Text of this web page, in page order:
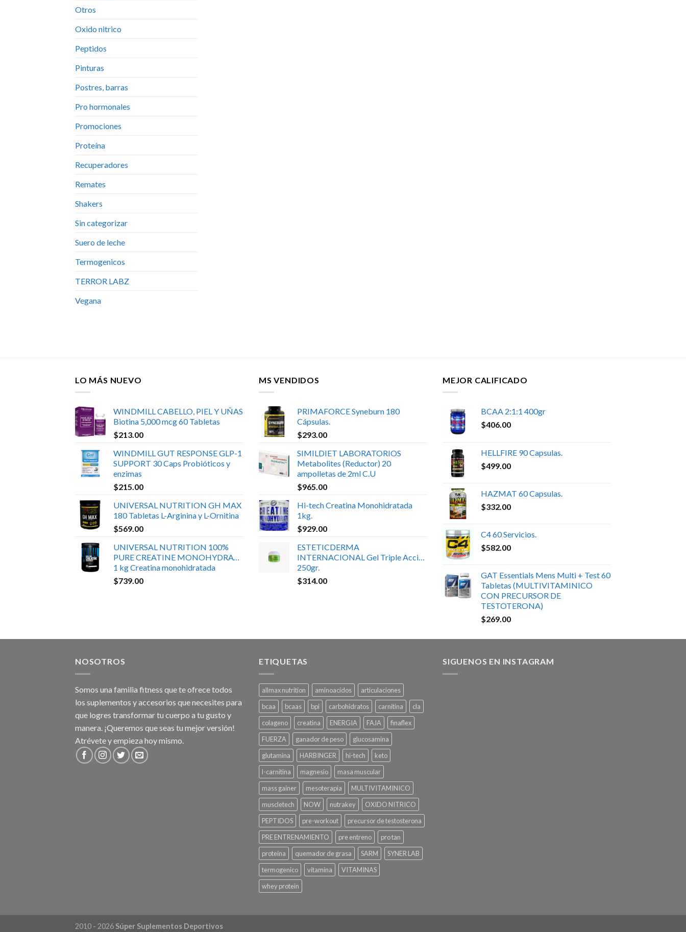
Otros
Oxido nitrico
Peptidos
Pinturas
Postres, barras
Pro hormonales
Promociones
Proteína
Recuperadores
Remates
Shakers
Sin categorizar
Suero de leche
Termogenicos
TERROR LABZ
Vegana
LO MÁS NUEVO
WINDMILL CABELLO, PIEL Y UÑAS
Biotina 5,000 mcg 60 Tabletas
$213.00
WINDMILL GUT RESPONSE GLP-1
SUPPORT 30 Caps Probióticos y
enzimas
$215.00
UNIVERSAL NUTRITION GH MAX
180 Tabletas L-Arginina y L-Ornitina
$569.00
UNIVERSAL NUTRITION 100%
PURE CREATINE MONOHYDRATE
1 kg Creatina monohidratada
$739.00
MS VENDIDOS
PRIMAFORCE Syneburn 180
Cápsulas.
$293.00
SIMILDIET LABORATORIOS
Metabolites (Reductor) 20
ampolletas de 2ml C.U
$965.00
Hi-tech Creatina Monohidratada
1kg.
$929.00
ESTETICDERMA
INTERNACIONAL Gel Triple Acción
250gr.
$314.00
MEJOR CALIFICADO
BCAA 2:1:1 400gr
$406.00
HELLFIRE 90 Capsulas.
$499.00
HAZMAT 60 Capsulas.
$332.00
C4 60 Servicios.
$582.00
GAT Essentials Mens Multi + Test 60
Tabletas (MULTIVITAMINICO
CON PRECURSOR DE
TESTOTERONA)
$269.00
NOSOTROS
Somos una familia fitness que te ofrece todos
los suplementos y accesorios que necesites para
que logres transformar tu cuerpo a tu gusto y
manera. ¡Queremos que seas tu mejor versión!
Atrévete y empieza hoy mismo.
ETIQUETAS
allmax nutrition aminoacidos
articulaciones
bcaa
bcaas bpi carbohidratos carnitina
cla
colageno
creatina ENERGIA FAJA
finaflex
FUERZA
ganador de peso
glucosamina
glutamina
HARBINGER hi-tech
keto
l-carnitina
magnesio
masa muscular
mass gainer
mesoterapia
MULTIVITAMINICO
muscletech
NOW nutrakey
OXIDO NITRICO
PEPTIDOS
pre-workout
precursor de testosterona
PRE ENTRENAMIENTO
pre entreno
pro tan
proteina
quemador de grasa SARM
SYNER LAB
termogenico
vitamina
VITAMINAS
whey protein
SIGUENOS EN INSTAGRAM
2010 - 2026 Súper Suplementos Deportivos